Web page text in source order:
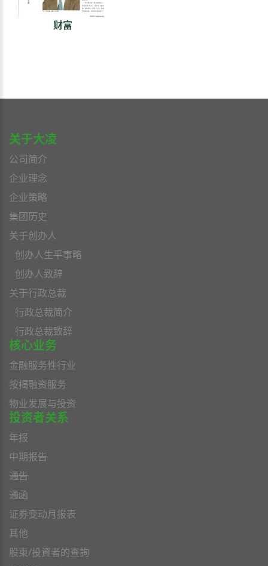
财富
关于大凌
公司简介
企业理念
企业策略
集团历史
关于创办人
创办人生平事略
创办人致辞
关于行政总裁
行政总裁简介
行政总裁致辞
核心业务
金融服务性行业
按揭融资服务
物业发展与投资
投资者关系
年报
中期报告
通告
通函
证券变动月报表
其他
股東/投資者的查詢